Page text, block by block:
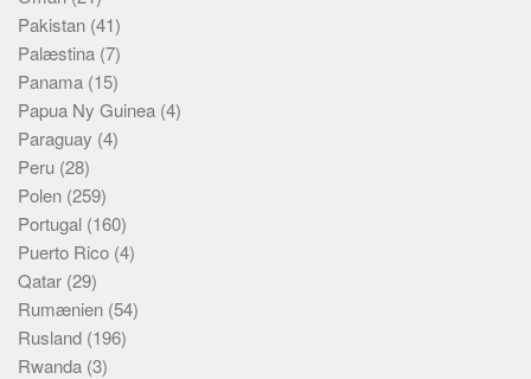
Pakistan (41)
Palæstina (7)
Panama (15)
Papua Ny Guinea (4)
Paraguay (4)
Peru (28)
Polen (259)
Portugal (160)
Puerto Rico (4)
Qatar (29)
Rumænien (54)
Rusland (196)
Rwanda (3)